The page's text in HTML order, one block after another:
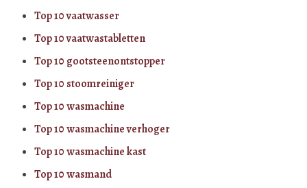
Top 10 vaatwasser
Top 10 vaatwastabletten
Top 10 gootsteenontstopper
Top 10 stoomreiniger
Top 10 wasmachine
Top 10 wasmachine verhoger
Top 10 wasmachine kast
Top 10 wasmand